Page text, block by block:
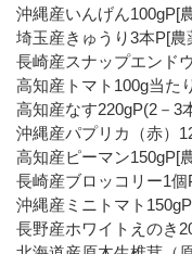
沖縄産いんげん100gP[
埼玉産きゅうり3本P[農
長崎産スナップエンド
高知産トマト100g当た
高知産なす220gP(2－3
沖縄産パプリカ（赤）
高知産ピーマン150gP[
長崎産ブロッコリー1
沖縄産ミニトマト
長野産ホワイトえのき